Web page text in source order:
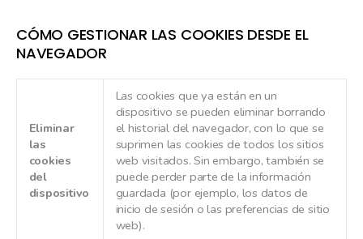
CÓMO GESTIONAR LAS COOKIES DESDE EL
NAVEGADOR
Eliminar
las
cookies
del
dispositivo
Las cookies que ya están en un
dispositivo se pueden eliminar borrando
el historial del navegador, con lo que se
suprimen las cookies de todos los sitios
web visitados. Sin embargo, también se
puede perder parte de la información
guardada (por ejemplo, los datos de
inicio de sesión o las preferencias de sitio
web).